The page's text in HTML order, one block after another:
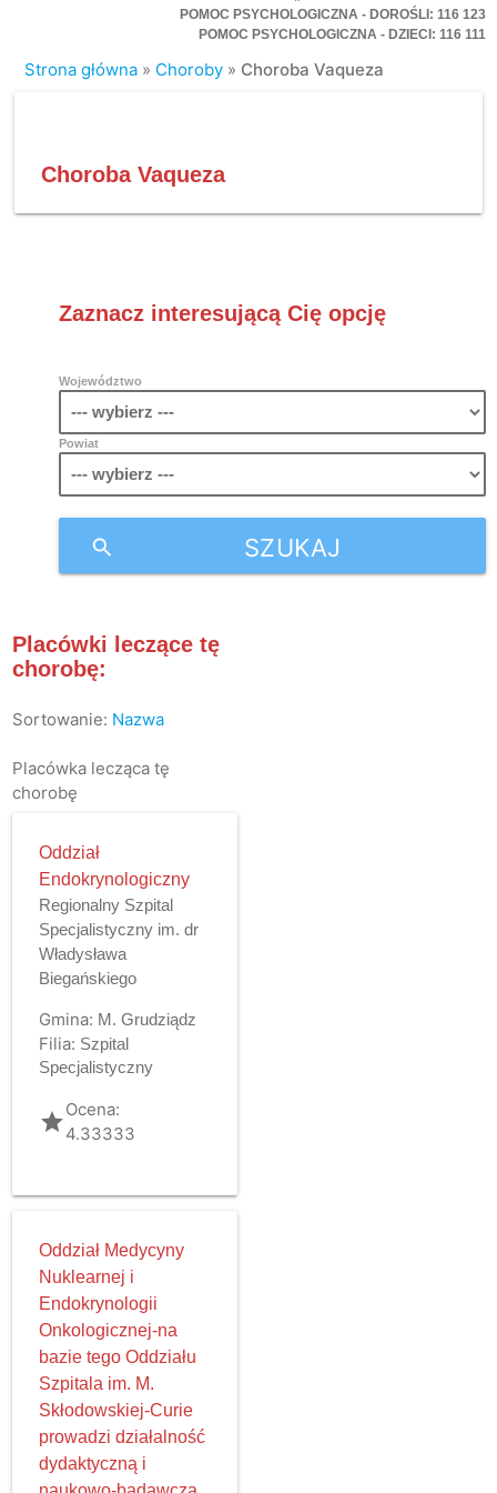
POMOC PSYCHOLOGICZNA - DOROŚLI: 116 123
POMOC PSYCHOLOGICZNA - DZIECI: 116 111
Strona główna » Choroby » Choroba Vaqueza
Choroba Vaqueza
Zaznacz interesującą Cię opcję
Województwo
Powiat
SZUKAJ
search
Placówki leczące tę
chorobę:
Sortowanie: Nazwa
Placówka lecząca tę
chorobę
Oddział
Endokrynologiczny
Regionalny Szpital
Specjalistyczny im. dr
Władysława
Biegańskiego
Gmina: M. Grudziądz
Filia: Szpital
Specjalistyczny
gradeOcena:
4.33333
Oddział Medycyny
Nuklearnej i
Endokrynologii
Onkologicznej-na
bazie tego Oddziału
Szpitala im. M.
Skłodowskiej-Curie
prowadzi działalność
dydaktyczną i